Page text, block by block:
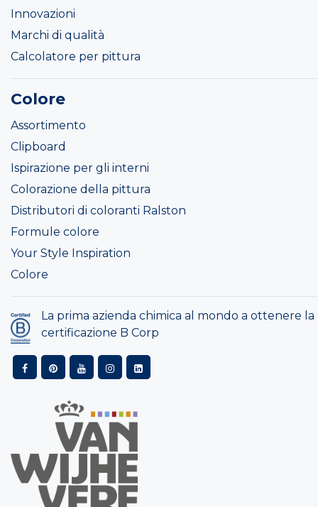
Innovazioni
Marchi di qualità
Calcolatore per pittura
Colore
Assortimento
Clipboard
Ispirazione per gli interni
Colorazione della pittura
Distributori di coloranti Ralston
Formule colore
Your Style Inspiration
Colore
La prima azienda chimica al mondo a ottenere la
certificazione B Corp